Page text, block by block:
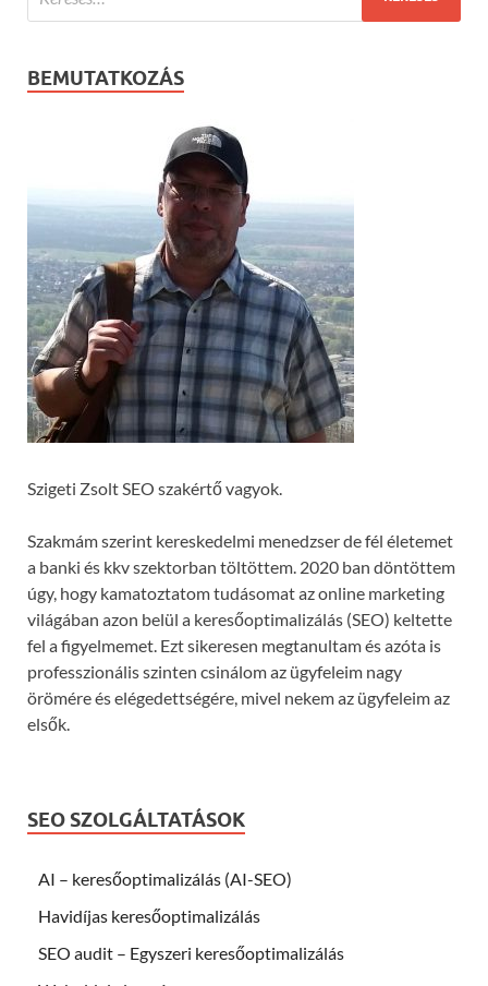
BEMUTATKOZÁS
Szigeti Zsolt SEO szakértő vagyok.
Szakmám szerint kereskedelmi menedzser de fél életemet
a banki és kkv szektorban töltöttem. 2020 ban döntöttem
úgy, hogy kamatoztatom tudásomat az online marketing
világában azon belül a keresőoptimalizálás (SEO) keltette
fel a figyelmemet. Ezt sikeresen megtanultam és azóta is
professzionális szinten csinálom az ügyfeleim nagy
örömére és elégedettségére, mivel nekem az ügyfeleim az
elsők.
SEO SZOLGÁLTATÁSOK
AI – keresőoptimalizálás (AI-SEO)
Havidíjas keresőoptimalizálás
SEO audit – Egyszeri keresőoptimalizálás